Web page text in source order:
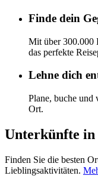
Finde dein
Mit über 300.000
das perfekte
Lehne dich
Plane, buche und
Ort.
Unterkünfte
Finden Sie die besten
Lieblingsaktivitäten.